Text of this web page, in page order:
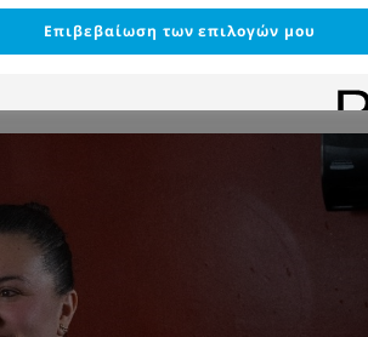
Επιβεβαίωση των επιλογών μου